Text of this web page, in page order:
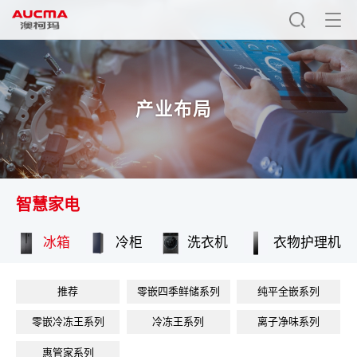
产业布局
智慧家电
冰箱 冷柜 洗衣机 衣物护理机
推荐 零嵌四季鲜储系列 纯平全嵌系列
零嵌冷冻王系列 冷冻王系列 离子净味系列
惠管家系列